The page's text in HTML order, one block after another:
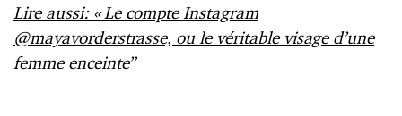
Lire aussi: « Le compte Instagram
@mayavorderstrasse, ou le véritable visage d’une
femme enceinte”